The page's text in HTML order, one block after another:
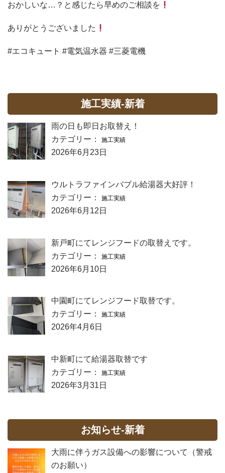
おかしいな…？と感じたら早めのご相談を
ありがとうございました
#エコキュート #電気温水器 #三菱電機
施工実績-新着
雨の日も即日お取替え！
カテゴリー：
施工実績
2026年6月23日
ウルトラファインバブル給湯器大好評！
カテゴリー：
施工実績
2026年6月12日
新戸町にてレンジフードの取替えです。
カテゴリー：
施工実績
2026年6月10日
中園町にてレンジフード取替です。
カテゴリー：
施工実績
2026年4月6日
中新町にて給湯器取替です
カテゴリー：
施工実績
2026年3月31日
お知らせ-新着
大雨に伴うガス設備への影響について（警戒
のお願い）